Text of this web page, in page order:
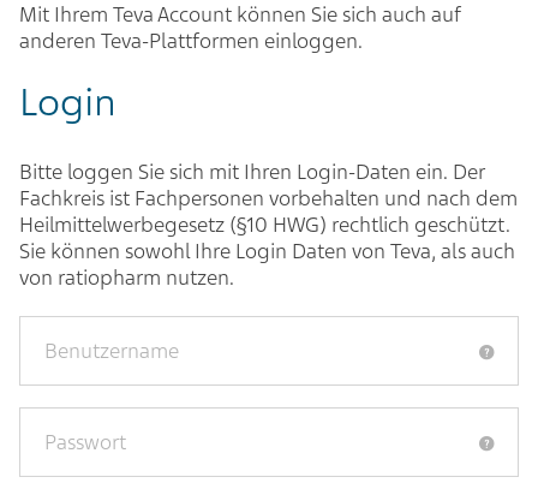
Mit Ihrem Teva Account können Sie sich auch auf
anderen Teva-Plattformen einloggen.
Login
Bitte loggen Sie sich mit Ihren Login-Daten ein. Der
Fachkreis ist Fachpersonen vorbehalten und nach dem
Heilmittelwerbegesetz (§10 HWG) rechtlich geschützt.
Sie können sowohl Ihre Login Daten von Teva, als auch
von ratiopharm nutzen.